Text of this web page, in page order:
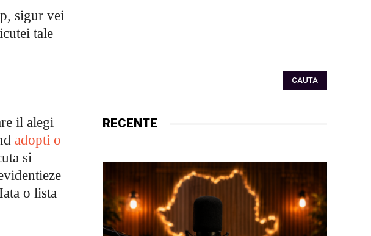
sigur vei
tale
il alegi
adopti o
si
o lista
CAUTA
RECENTE